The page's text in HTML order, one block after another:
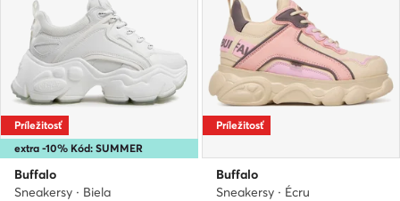
extra -10% Kód: SUMMER
Príležitosť
Buffalo
Sneakersy · Biela
Príležitosť
Buffalo
Sneakersy · Écru